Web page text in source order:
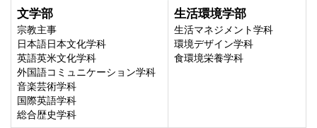
文学部
宗教主事
日本語日本文化学科
英語英米文化学科
外国語コミュニケーション学科
音楽芸術学科
国際英語学科
総合歴史学科
生活環境学部
生活マネジメント学科
環境デザイン学科
食環境栄養学科